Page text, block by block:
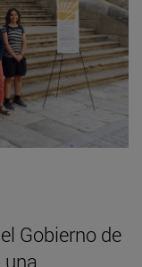
Gobierno de